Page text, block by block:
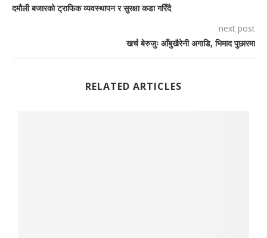
दमौली बजारको ट्राफिक व्यवस्थापन र सुरक्षा कडा गरिँदै
next post
खर्च बेरुजुः आँबुखैरेनी अगाडि, भिमाद पुछारमा
RELATED ARTICLES